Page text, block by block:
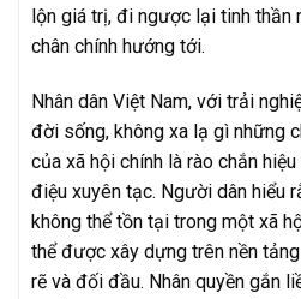
lộn giá trị, đi ngược lại tinh thần
chân chính hướng tới.
Nhân dân Việt Nam, với trải
đời sống, không xa lạ gì những
của xã hội chính là rào chắn
điệu xuyên tạc. Người dân hiểu
không thể tồn tại trong một xã
thể được xây dựng trên nền
rẽ và đối đầu. Nhân quyền gắn